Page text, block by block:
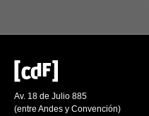
Av. 18 de Julio 885
(entre Andes y Convención)